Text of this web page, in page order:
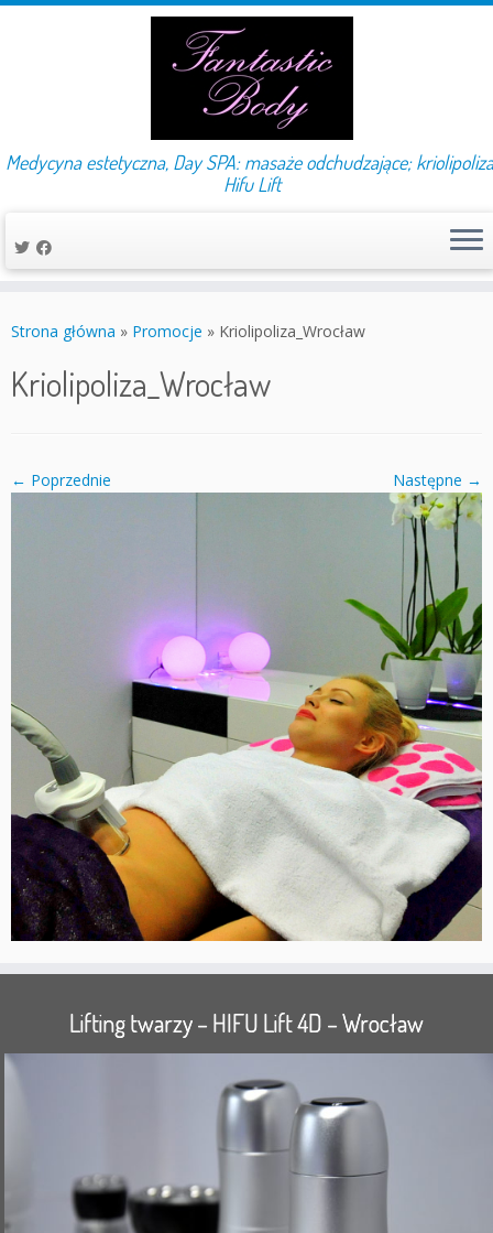
do
Medycyna estetyczna, Day SPA: masaże odchudzające;
Hifu Lift
Strona główna » Promocje » Kriolipoliza_Wrocław
Kriolipoliza_Wrocław
← Poprzednie Następne →
Lifting twarzy – HIFU Lift 4D – Wrocław